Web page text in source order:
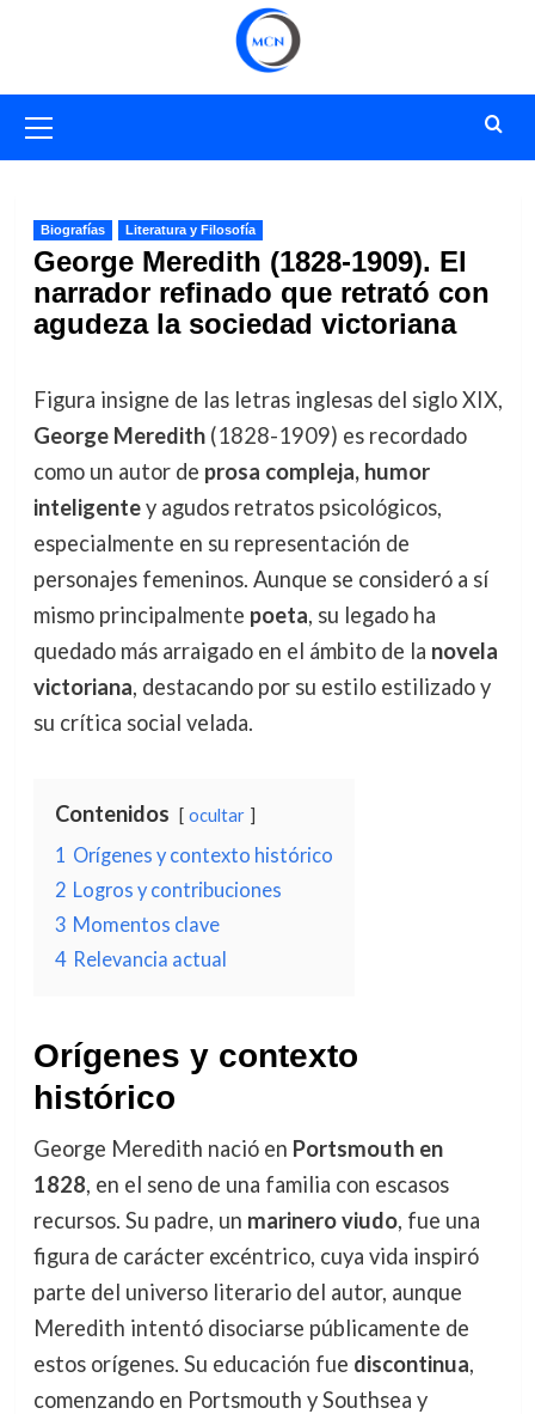
primario
Biografías Literatura y Filosofía
George Meredith (1828-1909). El
narrador refinado que retrató con
agudeza la sociedad victoriana
Figura insigne de las letras inglesas del siglo XIX,
George Meredith(1828-1909) es recordado
como un autor de prosa compleja, humor
inteligentey agudos retratos psicológicos,
especialmente en su representación de
personajes femeninos. Aunque se consideró a sí
mismo principalmente poeta, su legado ha
quedado más arraigado en el ámbito de la novela
victoriana, destacando por su estilo estilizado y
su crítica social velada.
Contenidos ocultar
1 Orígenes y contexto histórico
2 Logros y contribuciones
3 Momentos clave
4 Relevancia actual
Orígenes y contexto
histórico
George Meredith nació en Portsmouth en
1828, en el seno de una familia con escasos
recursos. Su padre, un marinero viudo, fue una
figura de carácter excéntrico, cuya vida inspiró
parte del universo literario del autor, aunque
Meredith intentó disociarse públicamente de
estos orígenes. Su educación fue discontinua,
comenzando en Portsmouth y Southsea y